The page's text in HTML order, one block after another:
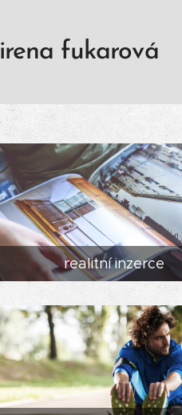
irena fukarová
realitní inzerce